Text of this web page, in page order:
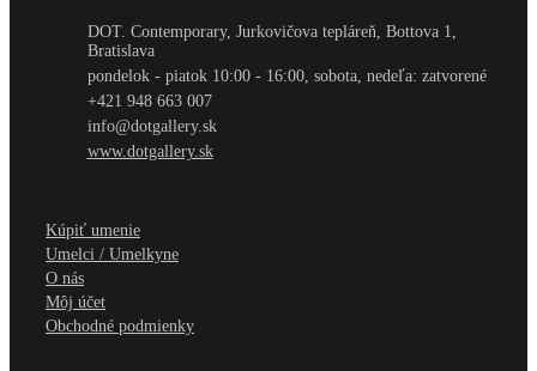
DOT. Contemporary, Jurkovičova tepláreň, Bottova 1,
Bratislava
pondelok - piatok 10:00 - 16:00, sobota, nedeľa: zatvorené
+421 948 663 007
info@dotgallery.sk
www.dotgallery.sk
Kúpiť umenie
Umelci / Umelkyne
O nás
Môj účet
Obchodné podmienky